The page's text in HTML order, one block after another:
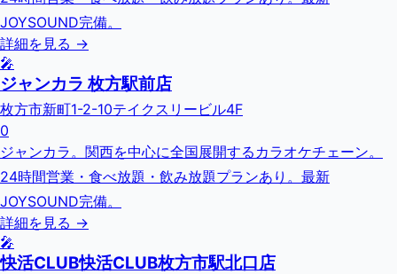
JOYSOUND完備。
詳細を見る →
🎤
ジャンカラ 枚方駅前店
枚方市新町1-2-10テイクスリービル4F
0
ジャンカラ。関西を中心に全国展開するカラオケチェーン。
24時間営業・食べ放題・飲み放題プランあり。最新
JOYSOUND完備。
詳細を見る →
🎤
快活CLUB快活CLUB枚方市駅北口店